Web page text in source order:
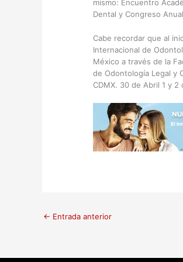
mismo: Encuentro
Dental y Congreso
Cabe recordar que al
Internacional de
México a través de la
de Odontología Legal y
CDMX. 30 de Abril 1 y
← Entrada anterior